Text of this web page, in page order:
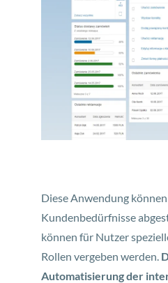
Diese Anwendung
Kundenbedürfnisse
können für Nutzer
Rollen vergeben werden.
Automatisierung der